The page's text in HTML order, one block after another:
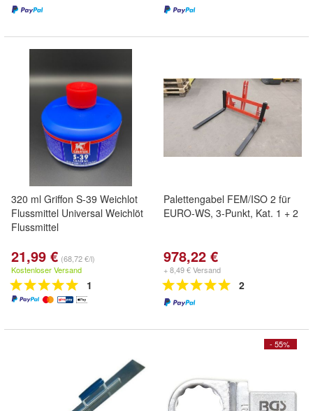
320 ml Griffon S-39 Weichlot
Flussmittel Universal Weichlöt
Flussmittel
21,99 € (68,72 €/l)
Kostenloser Versand
1
Palettengabel FEM/ISO 2 für
EURO-WS, 3-Punkt, Kat. 1 + 2
978,22 €
+ 8,49 € Versand
2
- 55%